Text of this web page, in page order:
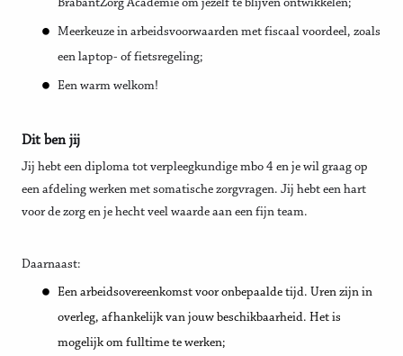
BrabantZorg Academie om jezelf te blijven ontwikkelen;
Meerkeuze in arbeidsvoorwaarden met fiscaal voordeel, zoals
een laptop- of fietsregeling;
Een warm welkom!
Dit ben jij
Jij hebt een diploma tot verpleegkundige mbo 4 en je wil graag op
een afdeling werken met somatische zorgvragen. Jij hebt een hart
voor de zorg en je hecht veel waarde aan een fijn team.
Daarnaast:
Een arbeidsovereenkomst voor onbepaalde tijd. Uren zijn in
overleg, afhankelijk van jouw beschikbaarheid. Het is
mogelijk om fulltime te werken;